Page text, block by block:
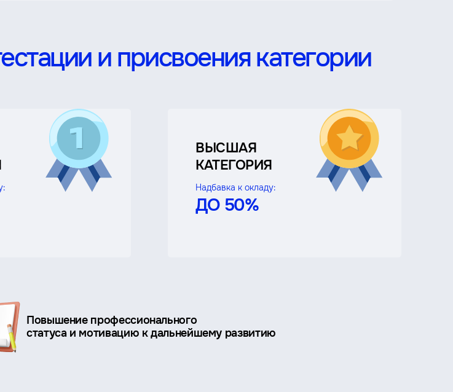
и присвоения категории
ВЫСШАЯ
КАТЕГОРИЯ
Надбавка к окладу:
ДО 50%
Повышение профессионального
статуса и мотивацию к дальнейшему развитию